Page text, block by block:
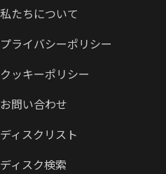
私たちについて
プライバシーポリシー
クッキーポリシー
お問い合わせ
ディスクリスト
ディスク検索